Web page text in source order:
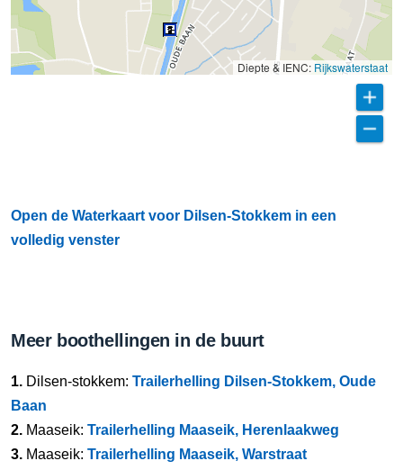
Diepte & IENC: Rijkswaterstaat
Open de Waterkaart voor Dilsen-Stokkem in een
volledig venster
Meer boothellingen in de buurt
1. Dilsen-stokkem: Trailerhelling Dilsen-Stokkem, Oude
Baan
2. Maaseik: Trailerhelling Maaseik, Herenlaakweg
3. Maaseik: Trailerhelling Maaseik, Warstraat